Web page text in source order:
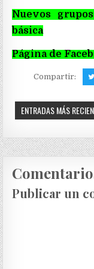
Nuevos
básica
Página de
Compartir:
ENTRADAS MÁS
Publicar un